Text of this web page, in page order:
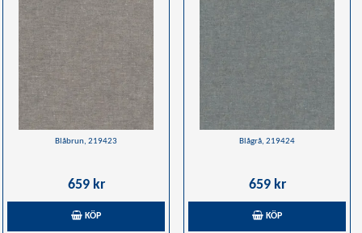
Blåbrun, 219423
659 kr
KÖP
Blågrå, 219424
659 kr
KÖP